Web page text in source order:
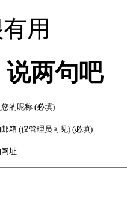
用
两句吧
的昵称 (必填)
箱 (仅管理员可见) (必填)
址